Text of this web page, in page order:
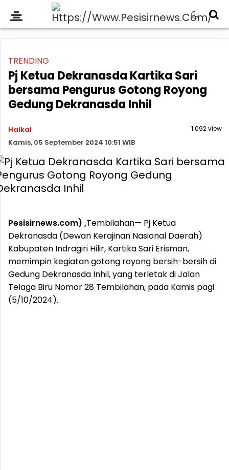
TRENDING
Pj Ketua Dekranasda Kartika Sari
bersama Pengurus Gotong Royong
Gedung Dekranasda Inhil
Haikal
Kamis, 05 September 2024 10:51 WIB
1.092 view
Pesisirnews.com) ,Tembilahan— Pj Ketua
Dekranasda (Dewan Kerajinan Nasional Daerah)
Kabupaten Indragiri Hilir, Kartika Sari Erisman,
memimpin kegiatan gotong royong bersih-bersih di
Gedung Dekranasda Inhil, yang terletak di Jalan
Telaga Biru Nomor 28 Tembilahan, pada Kamis pagi
(5/10/2024).